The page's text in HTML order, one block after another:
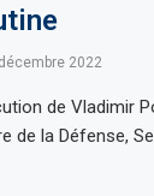
2022
de Vladimir
de la Défense,